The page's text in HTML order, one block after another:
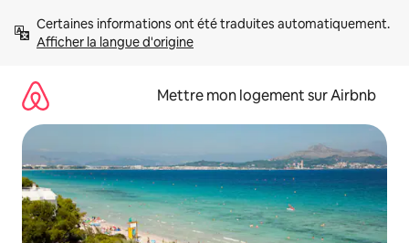
directement
Afficher la langue d'origine
Mettre mon logement sur Airbnb